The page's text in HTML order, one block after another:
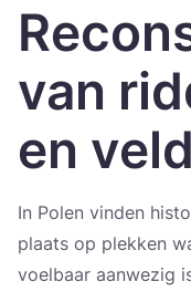
Україна
Zamknij
van
en
In Polen vinden
plaats op plekken
voelbaar aanwezig